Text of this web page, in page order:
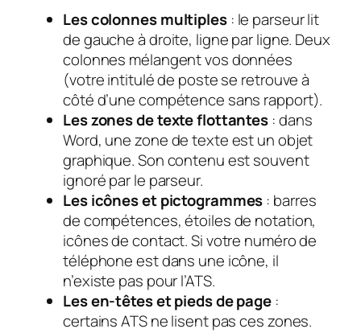
Les colonnes multiples: le parseur lit
de gauche à droite, ligne par ligne. Deux
colonnes mélangent vos données
(votre intitulé de poste se retrouve à
côté d’une compétence sans rapport).
Les zones de texte flottantes : dans
Word, une zone de texte est un objet
graphique. Son contenu est souvent
ignoré par le parseur.
Les icônes et pictogrammes : barres
de compétences, étoiles de notation,
icônes de contact. Si votre numéro de
téléphone est dans une icône, il
n’existe pas pour l’ATS.
Les en-têtes et pieds de page :
certains ATS ne lisent pas ces zones.